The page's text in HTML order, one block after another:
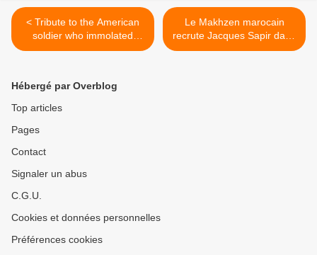
< Tribute to the American
soldier who immolated
himself for Palestine: rest in
Le Makhzen marocain
recrute Jacques Sapir dans
sa croisade contre l’Algérie
Hébergé par Overblog
Top articles
Pages
Contact
Signaler un abus
C.G.U.
Cookies et données personnelles
Préférences cookies